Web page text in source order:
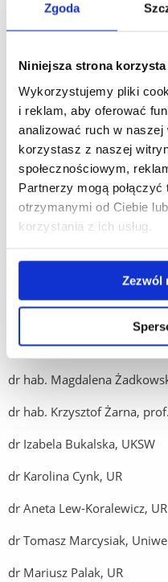
Zgoda
Niniejsza strona
Wykorzystujemy pliki
i reklam, aby oferować
analizować ruch w
korzystasz z naszej
społecznościowym,
Partnerzy mogą
otrzymanymi od Ciebie
korzystania z ich usług.
Zezwól
prof. dr hab. Krzysztof
dr hab. Małgorzata
dr hab. Jadwiga
dr hab. Marek Gorzko, prof.
dr hab. Beata Gumienny,
dr hab. Anna Kacperczyk,
dr hab. Marcin Kafar, prof. UŁ
dr hab. Małgorzata Michel,
dr hab. Magdalena
dr hab. Magdalena
dr hab. Krzysztof Żarna,
dr Izabela Bukalska, UKSW
dr Karolina Cynk, UR
dr Aneta Lew-Koralewicz, UR
dr Tomasz Marcysiak,
dr Mariusz Palak, UR